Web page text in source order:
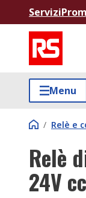
Servizi
Menu
/ Relè e
Relè
24V